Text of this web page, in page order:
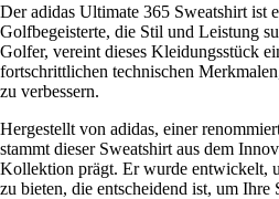
Der adidas Ultimate 365 Sweatshirt ist
Golfbegeisterte, die Stil und Leistung
Golfer, vereint dieses Kleidungsstück
fortschrittlichen technischen
zu verbessern.
Hergestellt von adidas, einer
stammt dieser Sweatshirt aus dem
Kollektion prägt. Er wurde entwickelt,
zu bieten, die entscheidend ist, um Ihre